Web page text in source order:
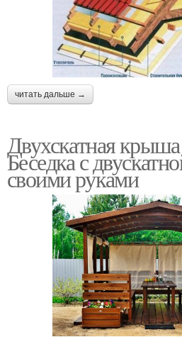
читать дальше →
Двухскатная
Беседка с
своими руками